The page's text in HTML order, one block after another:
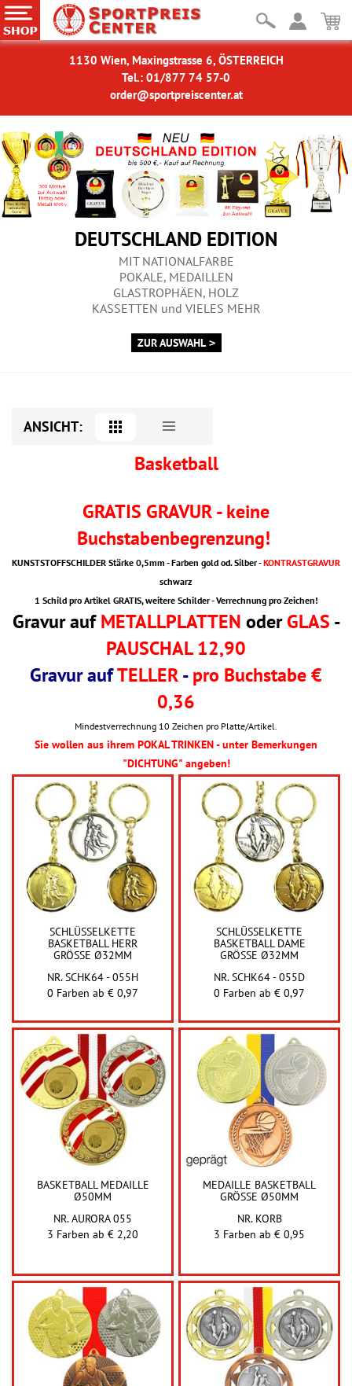
1130 Wien, Maxingstrasse 6, ÖSTERREICH
Tel.: 01/877 74 57-0
order@sportpreiscenter.at
DEUTSCHLAND EDITION
MIT NATIONALFARBE
POKALE, MEDAILLEN
GLASTROPHÄEN, HOLZ
KASSETTEN und VIELES MEHR
ZUR AUSWAHL
ANSICHT:
Basketball
GRATIS GRAVUR - keine
Buchstabenbegrenzung!
KUNSTSTOFFSCHILDER Stärke 0,5mm - Farben gold od. Silber-KONTRASTGRAVUR
schwarz
1 Schild pro Artikel GRATIS, weitere Schilder - Verrechnung pro Zeichen!
Gravur auf METALLPLATTEN oderGLAS -
PAUSCHAL 12,90
Gravur aufTELLER-pro Buchstabe €
0,36
Mindestverrechnung 10 Zeichen pro Platte/Artikel.
Sie wollen aus ihrem POKAL TRINKEN - unter Bemerkungen
"DICHTUNG" angeben!
SCHLÜSSELKETTE
BASKETBALL HERR
GRÖSSE Ø32MM
NR. SCHK64 - 055H
0 Farben ab € 0,97
SCHLÜSSELKETTE
BASKETBALL DAME
GRÖSSE Ø32MM
NR. SCHK64 - 055D
0 Farben ab € 0,97
BASKETBALL MEDAILLE
Ø50MM
NR. AURORA 055
3 Farben ab € 2,20
MEDAILLE BASKETBALL
GRÖSSE Ø50MM
NR. KORB
3 Farben ab € 0,95